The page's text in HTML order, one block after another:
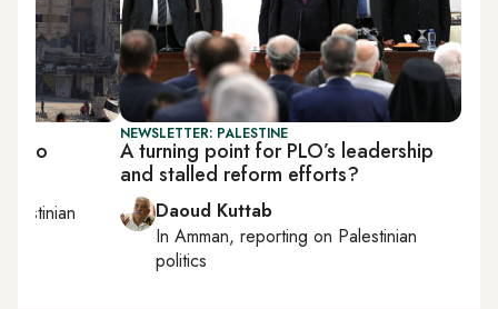
NEWSLETTER: PALESTINE
A turning point for PLO’s leadership
and stalled reform efforts?
Daoud Kuttab
In Amman, reporting on Palestinian
politics